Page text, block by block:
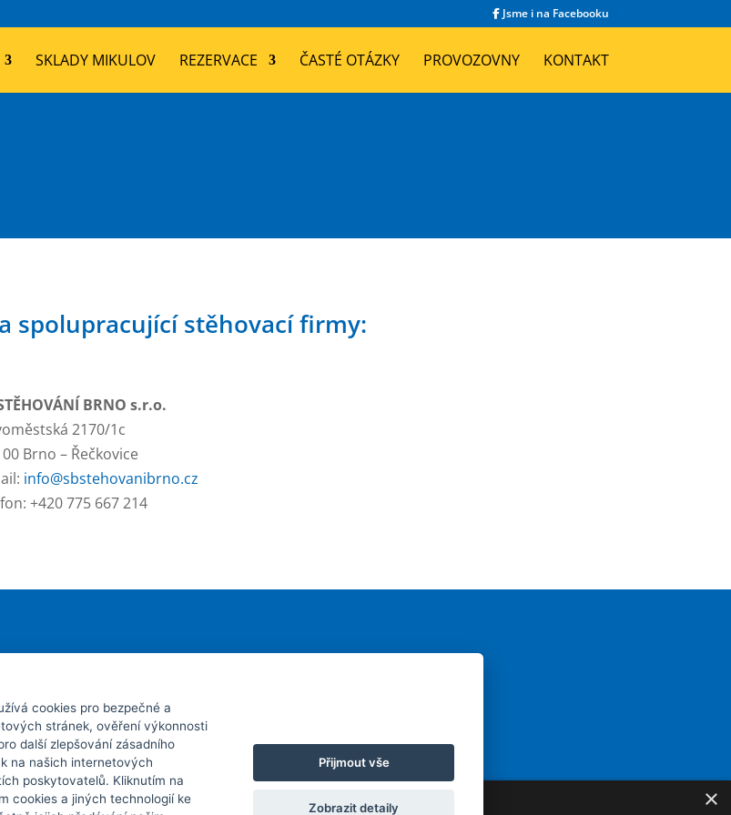
Jsme i na Facebooku
SKLADY MIKULOV REZERVACE ČASTÉ OTÁZKY PROVOZOVNY KONTAKT
spolupracující stěhovací firmy:
BRNO s.r.o.
2170/1c
Brno – Řečkovice
info@sbstehovanibrno.cz
+420 775 667 214
o pronájem svého kontejneru?
si jej jednoduše on-line
cookies pro bezpečné a
stránek, ověření výkonnosti
další zlepšování zásadního
na našich internetových
poskytovatelů. Kliknutím na
cookies a jiných technologií ke
Přijmout vše
Zobrazit detaily ×